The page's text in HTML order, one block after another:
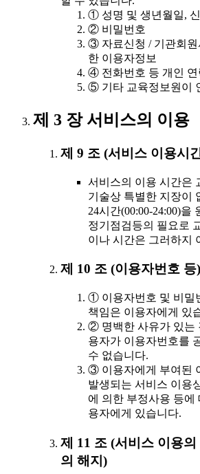
① 성명 및 생년월일,
② 비밀번호
③ 자료신청 / 기관회원
한 이용자정보
④ 전화번호 등 개인 연
⑤ 기타 교육정보원이
제 3 장 서비스의 이용
제 9 조 (서비스 이용시
서비스의 이용 시간은
기술상 특별한 지장이
24시간(00:00-24:00)을
정기점검등의 필요로
이나 시간은 그러하지
제 10 조 (이용자번호 등)
① 이용자번호 및 비밀
책임은 이용자에게 있
② 명백한 사유가 있는
용자가 이용자번호를
수 없습니다.
③ 이용자에게 부여된
발생되는 서비스 이용
에 의한 부정사용 등에
용자에게 있습니다.
제 11 조 (서비스 이용
의 해지)